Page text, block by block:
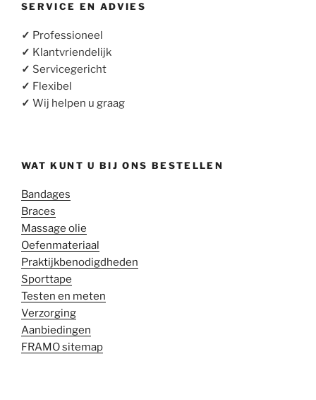
SERVICE EN ADVIES
✓ Professioneel
✓ Klantvriendelijk
✓ Servicegericht
✓ Flexibel
✓ Wij helpen u graag
WAT KUNT U BIJ ONS BESTELLEN
Bandages
Braces
Massage olie
Oefenmateriaal
Praktijkbenodigdheden
Sporttape
Testen en meten
Verzorging
Aanbiedingen
FRAMO sitemap